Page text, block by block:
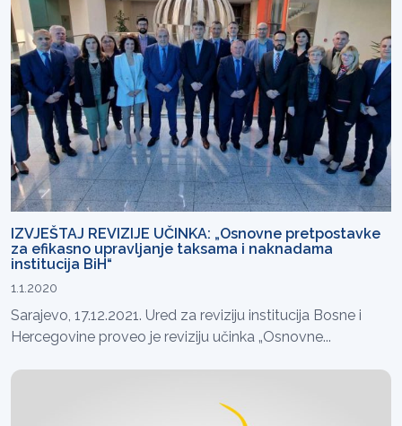
IZVJEŠTAJ REVIZIJE UČINKA: „Osnovne pretpostavke
za efikasno upravljanje taksama i naknadama
institucija BiH“
1.1.2020
Sarajevo, 17.12.2021. Ured za reviziju institucija Bosne i
Hercegovine proveo je reviziju učinka „Osnovne...